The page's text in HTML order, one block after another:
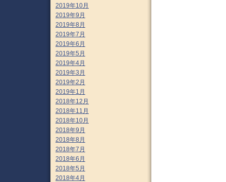
2019年10月
2019年9月
2019年8月
2019年7月
2019年6月
2019年5月
2019年4月
2019年3月
2019年2月
2019年1月
2018年12月
2018年11月
2018年10月
2018年9月
2018年8月
2018年7月
2018年6月
2018年5月
2018年4月